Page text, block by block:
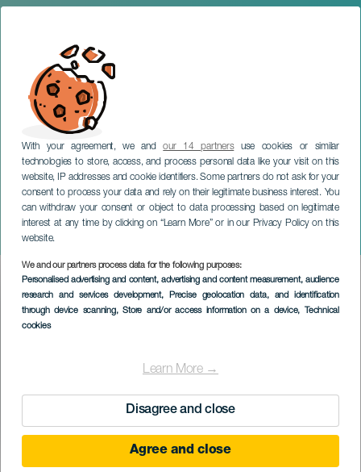
With your agreement, we andour 14 partnersuse cookies or similar
technologies to store, access, and process personal data like your visit on this
website, IP addresses and cookie identifiers. Some partners do not ask for your
consent to process your data and rely on their legitimate business interest. You
can withdraw your consent or object to data processing based on legitimate
interest at any time by clicking on “Learn More” or in our Privacy Policy on this
website.
We and our partners process data for the following purposes:
Personalised advertising and content, advertising and content measurement, audience
research and services development, Precise geolocation data, and identification
through device scanning, Store and/or access information on a device, Technical
cookies
Learn More →
Disagree and close
Agree and close
Gwen Thomas in concerto
TENERIFE
Imagen
Listado